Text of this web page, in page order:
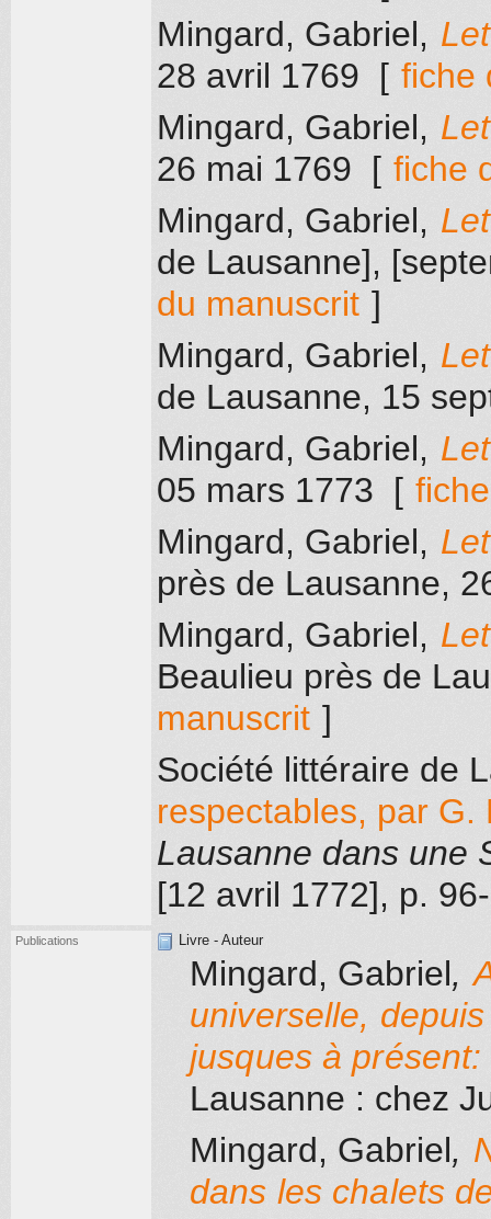
Mingard, Gabriel,
28 avril 1769 [ fiche
Mingard, Gabriel,
26 mai 1769 [ fiche
Mingard, Gabriel,
de Lausanne],
du manuscrit ]
Mingard, Gabriel,
de Lausanne, 15
Mingard, Gabriel,
05 mars 1773 [
Mingard, Gabriel,
près de Lausanne,
Mingard, Gabriel,
Beaulieu près de
manuscrit ]
Société littéraire de
respectables, par G.
Lausanne dans une
[12 avril 1772], p.
Publications Livre - Auteur
Mingard, Gabriel,
universelle,
jusques à
Lausanne : chez
Mingard, Gabriel,
dans les chalets